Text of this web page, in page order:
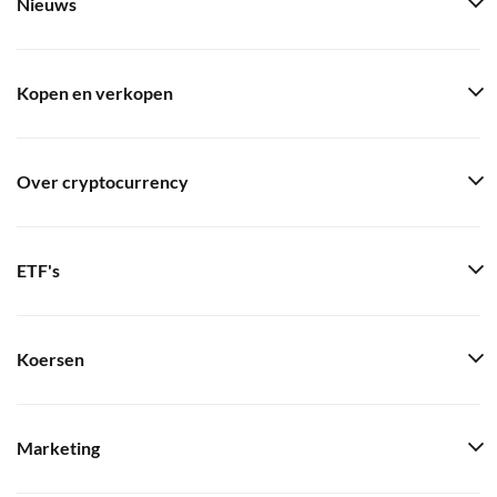
Nieuws
Kopen en verkopen
Over cryptocurrency
ETF's
Koersen
Marketing